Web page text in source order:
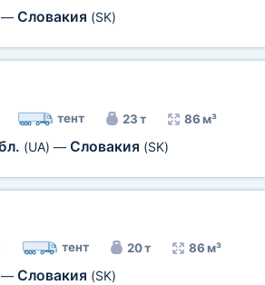
— Словакия (SK)
тент 23 т 86 м³
(UA) — Словакия (SK)
тент 20 т 86 м³
— Словакия (SK)